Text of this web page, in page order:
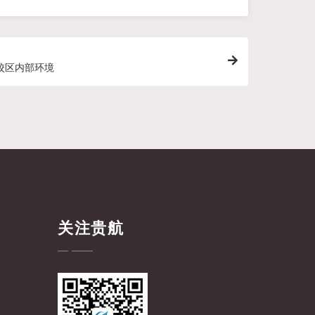
区内部环境
关注贵航